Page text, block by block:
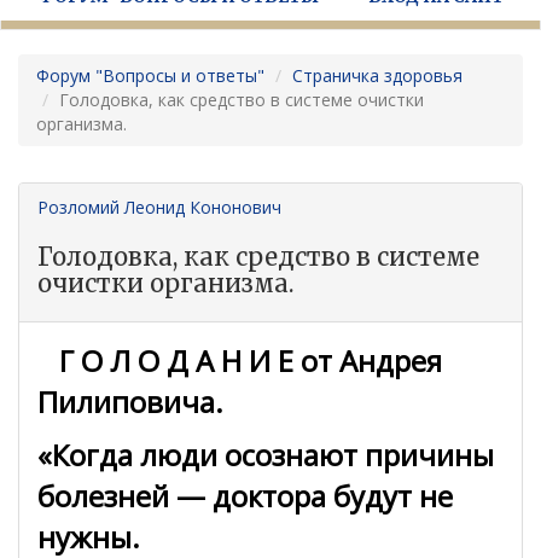
Форум "Вопросы и ответы"
Страничка здоровья
Голодовка, как средство в системе очистки
организма.
Розломий Леонид Кононович
Голодовка, как средство в системе
очистки организма.
Г О Л О Д А Н И Е от Андрея
Пилиповича.
«Когда люди осознают причины
болезней — доктора будут не
нужны.